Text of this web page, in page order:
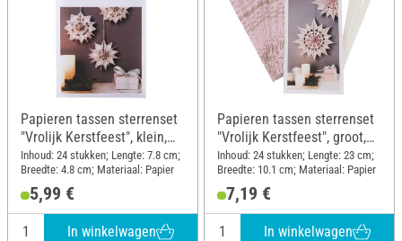
Papieren tassen sterrenset
"Vrolijk Kerstfeest", klein,
wit
Inhoud: 24 stukken; Lengte: 7.8 cm;
Breedte: 4.8 cm; Materiaal: Papier
5,99 €
In winkelwagen
Papieren tassen sterrenset
"Vrolijk Kerstfeest", groot,
Roze
Inhoud: 24 stukken; Lengte: 23 cm;
Breedte: 10.1 cm; Materiaal: Papier
7,19 €
In winkelwagen